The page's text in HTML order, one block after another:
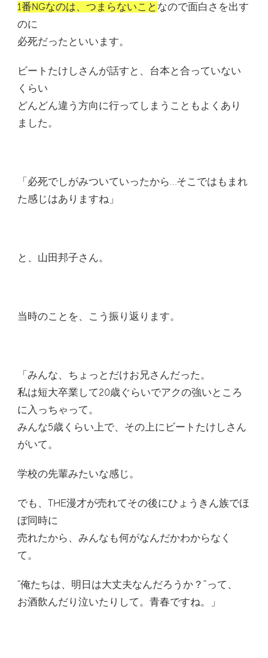
1番NGなのは、つまらないこと なので面白さを出す
のに
必死だったといいます。
ビートたけしさんが話すと、台本と合っていない
くらい
どんどん違う方向に行ってしまうこともよくあり
ました。
「必死でしがみついていったから…そこではもまれ
た感じはありますね」
と、山田邦子さん。
当時のことを、こう振り返ります。
「みんな、ちょっとだけお兄さんだった。
私は短大卒業して20歳ぐらいでアクの強いところ
に入っちゃって。
みんな5歳くらい上で、その上にビートたけしさん
がいて。
学校の先輩みたいな感じ。
でも、THE漫才が売れてその後にひょうきん族でほ
ぼ同時に
売れたから、みんなも何がなんだかわからなく
て。
“俺たちは、明日は大丈夫なんだろうか？”って、
お酒飲んだり泣いたりして。青春ですね。」